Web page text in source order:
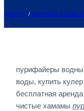
ГЛАВНАЯ / ВОПРОСЫ И
пурифайеры
воды, купить
бесплатная
чистые хамамы